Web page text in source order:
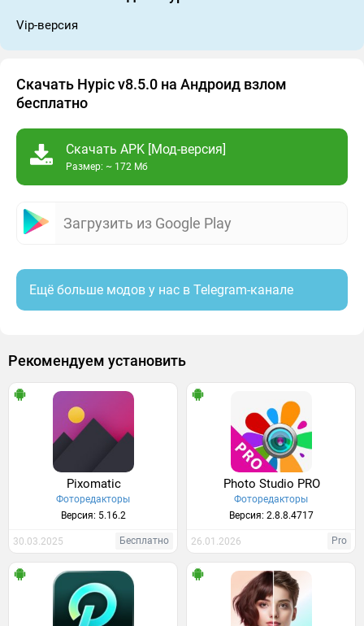
Vip-версия
Скачать Hypic v8.5.0 на Андроид взлом
бесплатно
Скачать APK [Мод-версия]
Размер: ~ 172 Мб
Загрузить из Google Play
Ещё больше модов у нас в Telegram-канале
Рекомендуем установить
Pixomatic
Фоторедакторы
Версия: 5.16.2
30.03.2025 Бесплатно
Photo Studio PRO
Фоторедакторы
Версия: 2.8.8.4717
26.01.2026 Pro